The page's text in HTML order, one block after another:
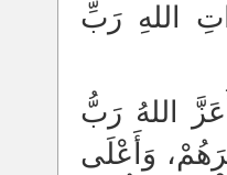
اللهِ رَبِّ
اللهُ رَبُّ
وَأَعْلَى